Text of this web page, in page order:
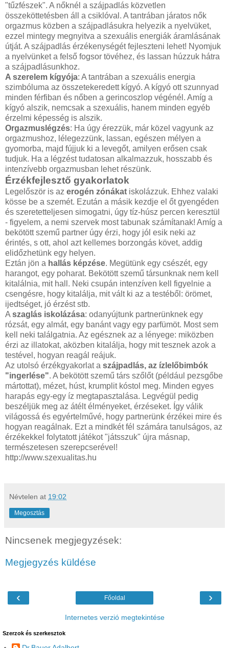
"tűzfészek". A nőknél a szájpadlás közvetlen
összeköttetésben áll a csiklóval. A tantrában járatos nők
orgazmus közben a szájpadlásukra helyezik a nyelvüket,
ezzel mintegy megnyitva a szexuális energiák áramlásának
útját. A szájpadlás érzékenységét fejleszteni lehet! Nyomjuk
a nyelvünket a felső fogsor tövéhez, és lassan húzzuk hátra
a szájpadlásunkhoz.
A szerelem kígyója: A tantrában a szexuális energia
szimbóluma az összetekeredett kígyó. A kígyó ott szunnyad
minden férfiban és nőben a gerincoszlop végénél. Amíg a
kígyó alszik, nemcsak a szexuális, hanem minden egyéb
érzelmi képesség is alszik.
Orgazmuslégzés: Ha úgy érezzük, már közel vagyunk az
orgazmushoz, lélegezzünk, lassan, egészen mélyen a
gyomorba, majd fújjuk ki a levegőt, amilyen erősen csak
tudjuk. Ha a légzést tudatosan alkalmazzuk, hosszabb és
intenzívebb orgazmusban lehet részünk.
Érzékfejlesztő gyakorlatok
Legelőször is az erogén zónákat iskolázzuk. Ehhez valaki
kösse be a szemét. Ezután a másik kezdje el őt gyengéden
és szeretetteljesen simogatni, úgy tíz-húsz percen keresztül
- figyelem, a nemi szervek most tabunak számítanak! Amíg a
bekötött szemű partner úgy érzi, hogy jól esik neki az
érintés, s ott, ahol azt kellemes borzongás követ, addig
elidőzhetünk egy helyen.
Eztán jön a hallás képzése. Megütünk egy csészét, egy
harangot, egy poharat. Bekötött szemű társunknak nem kell
kitalálnia, mit hall. Neki csupán intenzíven kell figyelnie a
csengésre, hogy kitalálja, mit vált ki az a testéből: örömet,
ijedtséget, jó érzést stb.
A szaglás iskolázása: odanyújtunk partnerünknek egy
rózsát, egy almát, egy banánt vagy egy parfümöt. Most sem
kell neki találgatnia. Az egésznek az a lényege: miközben
érzi az illatokat, aközben kitalálja, hogy mit tesznek azok a
testével, hogyan reagál reájuk.
Az utolsó érzékgyakorlat a szájpadlás, az ízlelőbimbók
"ingerlése". A bekötött szemű társ szőlőt (például pezsgőbe
mártottat), mézet, húst, krumplit kóstol meg. Minden egyes
harapás egy-egy íz megtapasztalása. Legvégül pedig
beszéljük meg az átélt élményeket, érzéseket. Így válik
világossá és egyértelművé, hogy partnerünk érzékei mire és
hogyan reagálnak. Ezt a mindkét fél számára tanulságos, az
érzékekkel folytatott játékot "játsszuk" újra másnap,
természetesen szerepcserével!
http://www.szexualitas.hu
Névtelen at 19:02
Megosztás
Nincsenek megjegyzések:
Megjegyzés küldése
‹ ›
Főoldal
Internetes verzió megtekintése
Szerzok és szerkesztok